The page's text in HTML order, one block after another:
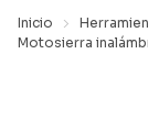
Inicio
Motosierra